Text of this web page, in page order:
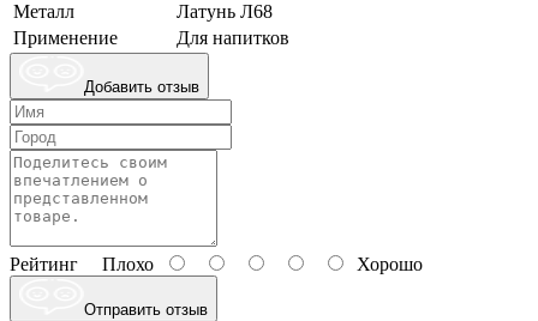
Металл
Латунь Л68
Применение
Для напитков
Добавить отзыв
Рейтинг Плохо Хорошо
Отправить отзыв